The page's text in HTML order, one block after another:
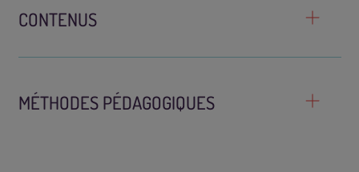
CONTENUS
MÉTHODES PÉDAGOGIQUES